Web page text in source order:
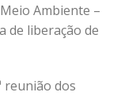
Ambiente –
de liberação de
reunião dos